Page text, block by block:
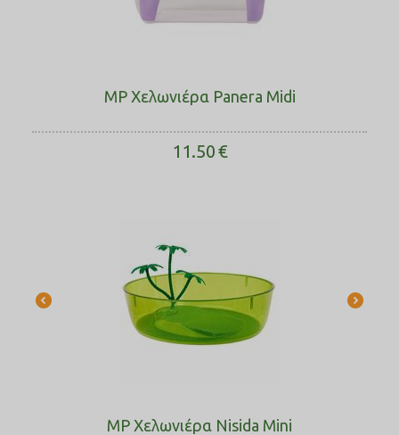
MP Χελωνιέρα Panera Midi
11.50€
MP Χελωνιέρα Nisida Mini